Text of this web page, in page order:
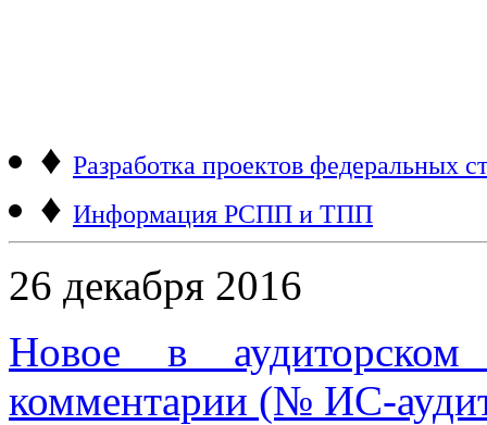
♦ Разработка проектов федеральных
♦ Информация РСПП и ТПП
26 декабря 2016
Новое в аудиторском
комментарии (№ ИС-